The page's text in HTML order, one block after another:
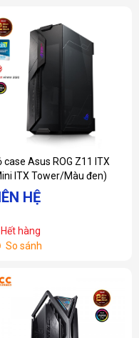
case Asus ROG Z11 ITX
ITX Tower/Màu đen)
HỆ
hàng
So sánh